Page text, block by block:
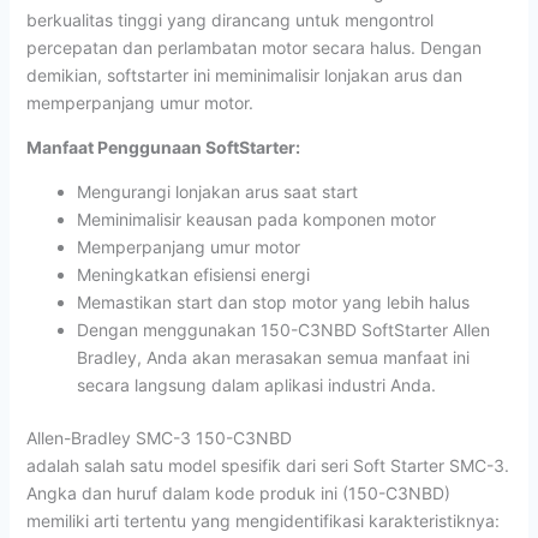
berkualitas tinggi yang dirancang untuk mengontrol
percepatan dan perlambatan motor secara halus. Dengan
demikian, softstarter ini meminimalisir lonjakan arus dan
memperpanjang umur motor.
Manfaat Penggunaan SoftStarter:
Mengurangi lonjakan arus saat start
Meminimalisir keausan pada komponen motor
Memperpanjang umur motor
Meningkatkan efisiensi energi
Memastikan start dan stop motor yang lebih halus
Dengan menggunakan 150-C3NBD SoftStarter Allen
Bradley, Anda akan merasakan semua manfaat ini
secara langsung dalam aplikasi industri Anda.
Allen-Bradley SMC-3 150-C3NBD
adalah salah satu model spesifik dari seri Soft Starter SMC-3.
Angka dan huruf dalam kode produk ini (150-C3NBD)
memiliki arti tertentu yang mengidentifikasi karakteristiknya: